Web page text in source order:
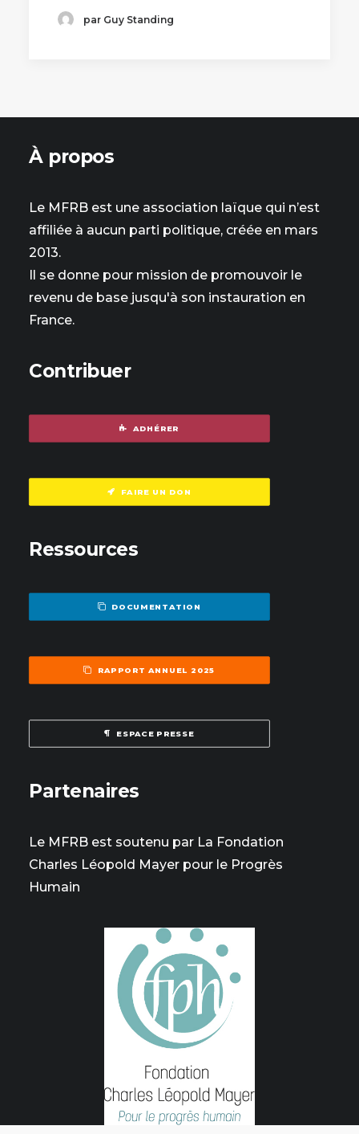
par Guy Standing
À propos
Le MFRB est une association laïque qui n’est
affiliée à aucun parti politique, créée en mars
2013.
Il se donne pour mission de promouvoir le
revenu de base jusqu'à son instauration en
France.
Contribuer
ADHÉRER
FAIRE UN DON
Ressources
DOCUMENTATION
RAPPORT ANNUEL 2025
ESPACE PRESSE
Partenaires
Le MFRB est soutenu par La Fondation
Charles Léopold Mayer pour le Progrès
Humain